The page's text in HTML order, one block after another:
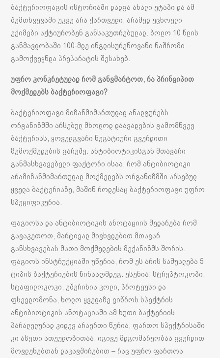
ბაქტერიოფაგის ისტორიაში დადგა ახალი ეტაპი და ამ
შემთხვევაში უკვე არა ქართველი, არამედ უცხოელი
ექიმები აქტიურობენ განსაკუთრებულად. ბოლო 10 წლის
განმავლობაში 100-მდე ინგლისურენოვანი ნაშრომი
გამოქვეყნდა პრეპარატის შესახებ.
უფრო კონკრეტულად რომ განვმარტოთ, რა პრინციპით
მოქმედებს ბაქტერიოფაგი?
ბაქტერიოფაგი მიზანმიმართულად ანადგურებს
ორგანიზმში არსებულ მხოლოდ დაავადების გამომწვევ
ბაქტერიას, ყოველგვარი ნეგატიური გვერდითი
ზემოქმედების გარეშე. ანტიბიოტიკისგან მთავარი
განმასხვავებელი ფაქტორი ისაა, რომ ანტიბიოტიკი
არამიზანმიმართულად მოქმედებს ორგანიზმში არსებულ
ყველა ბაქტერიაზე, მაშინ როდესაც ბაქტერიოფაგი უფრო
სპეციფიკურია.
ფაგიოსა და ანტიბიოტიკის ანოტაციის შედარება რომ
გავაკეთოთ, მარტივად მივხვდებით მთავარ
განსხვავებას მათი მოქმედების მექანიზმს შორის.
ფაგიოს ინსტრუქციაში უწერია, რომ ეს არის საშუალება 5
ტიპის ბაქტერიების წინააღმდეგ. ესენია: სტრეპტოკოპი,
სტაფილოკოკი, ეშერიხია კოლი, პროტეუსი და
ფსევდომონა, ხოლო ყველაზე ვიწროს სპექტრის
ანტიბიოტიკის ანოტაციაში ამ ხუთი ბაქტერიის
პარალელურად კიდევ არაერთი წერია, ფართო სპექტრისაში
კი ასეთი ათეულობითაა. იგივე მდგომარეობაა გვერდით
მოვლენებთან დაკავშირებით – რაც უფრო ფართოა